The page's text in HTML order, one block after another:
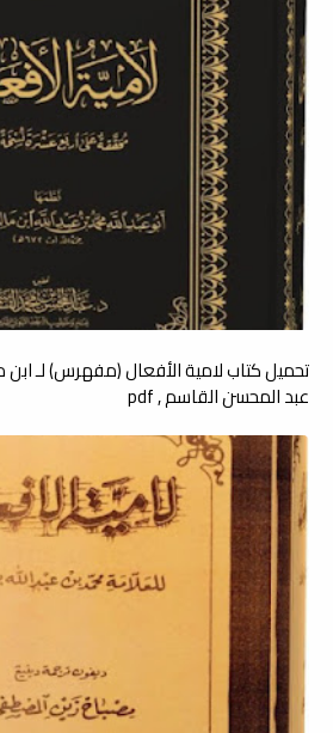
تحميل كتاب لامية الأفعال (مفهرس) لـ
عبد المحسن القاسم , pdf